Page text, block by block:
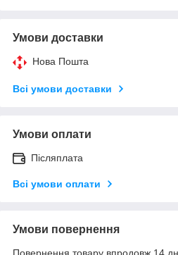
Умови доставки
Нова Пошта
Всі умови доставки
Умови оплати
Післяплата
Всі умови оплати
Умови повернення
Повернення товару впродовж 14